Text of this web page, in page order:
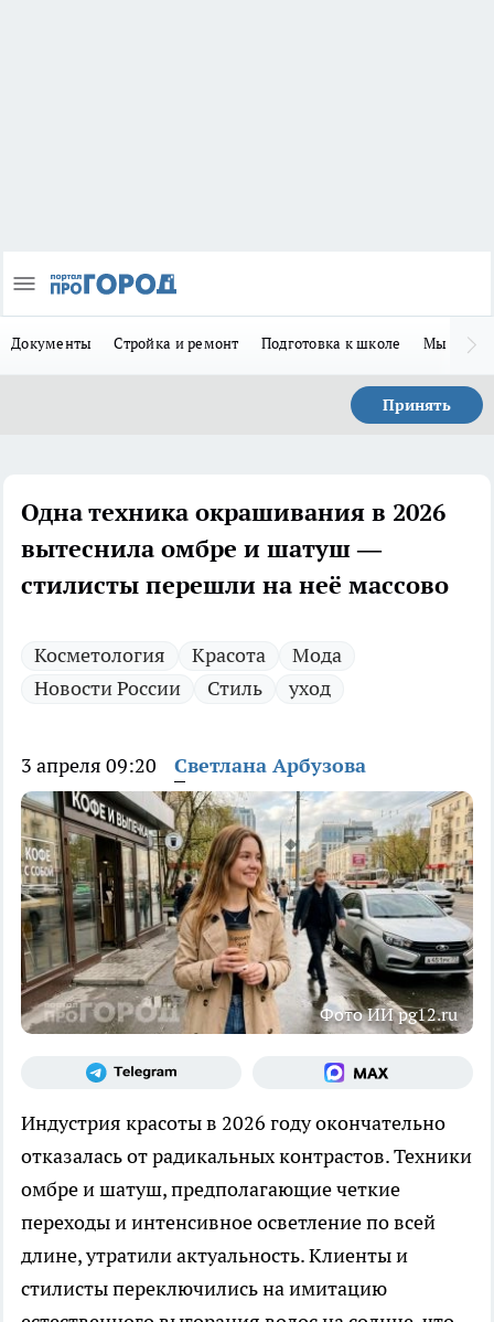
Документы Стройка и ремонт Подготовка к школе Мы в MAX
Принять
Одна техника окрашивания в 2026
вытеснила омбре и шатуш —
стилисты перешли на неё массово
Косметология Красота
Мода
Новости России
Стиль уход
3 апреля 09:20 Светлана Арбузова
Фото ИИ pg12.ru
Индустрия красоты в 2026 году окончательно
отказалась от радикальных контрастов. Техники
омбре и шатуш, предполагающие четкие
переходы и интенсивное осветление по всей
длине, утратили актуальность. Клиенты и
стилисты переключились на имитацию